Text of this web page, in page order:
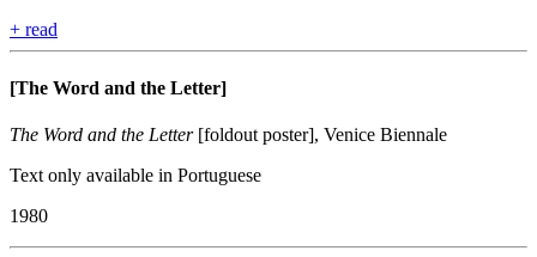
+ read
[The Word and the Letter]
The Word and the Letter[foldout poster], Venice Biennale
Text only available in Portuguese
1980